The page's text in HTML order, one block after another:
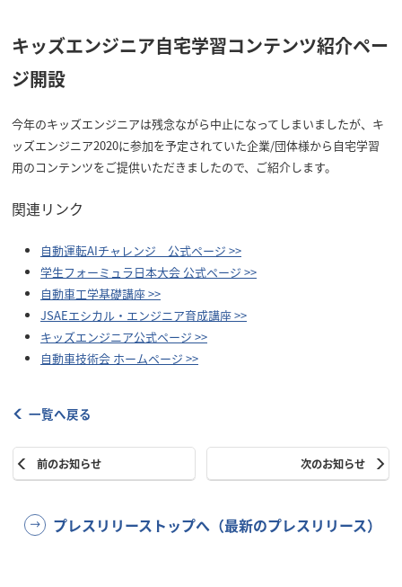
キッズエンジニア自宅学習コンテンツ紹介ペー
ジ開設
今年のキッズエンジニアは残念ながら中止になってしまいましたが、キ
ッズエンジニア2020に参加を予定されていた企業/団体様から自宅学習
用のコンテンツをご提供いただきましたので、ご紹介します。
関連リンク
自動運転AIチャレンジ 公式ページ >>
学生フォーミュラ日本大会 公式ページ >>
自動車工学基礎講座 >>
JSAEエシカル・エンジニア育成講座 >>
キッズエンジニア公式ページ >>
自動車技術会 ホームページ >>
一覧へ戻る
前のお知らせ 次のお知らせ
プレスリリーストップへ（最新のプレスリリース）